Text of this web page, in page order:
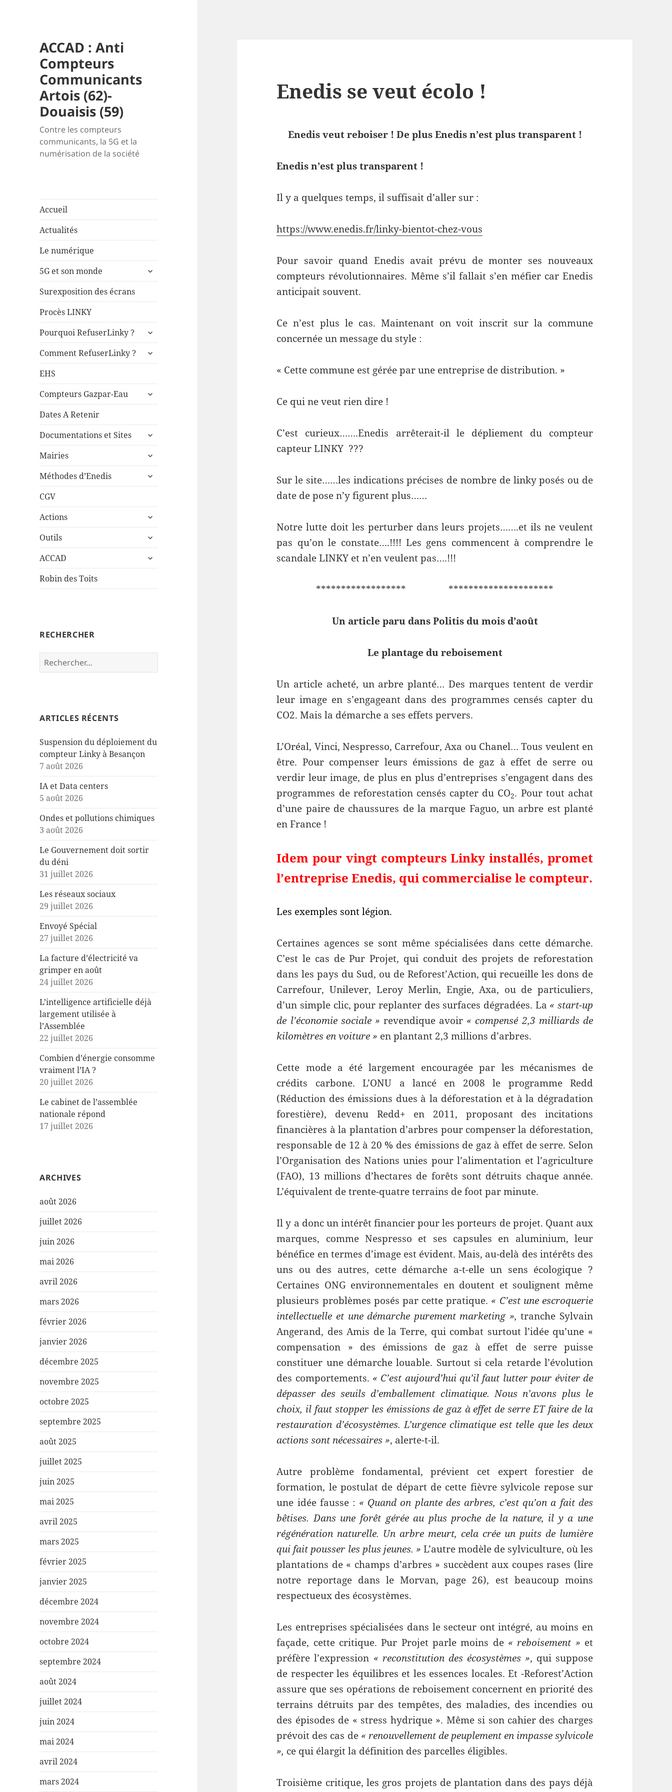
ACCAD : Anti
Compteurs
Communicants
Artois (62)-
Douaisis (59)
Contre les compteurs
communicants, la 5G et la
numérisation de la société
Accueil
Actualités
Le numérique
5G et son monde
ouvrir
Surexposition des écrans
Procès LINKY
Pourquoi RefuserLinky ?
ouvrir
sous-
Comment RefuserLinky ?
ouvrir
EHS
Compteurs Gazpar-Eau
ouvrir
Dates A Retenir
Documentations et Sites
ouvrir
sous-
Mairies
ouvrir
sous-
Méthodes d’Enedis
ouvrir
CGV
Actions
ouvrir
sous-
Outils
ouvrir
sous-
ACCAD
ouvrir
Robin des Toits
RECHERCHER
Rechercher :
ARTICLES RÉCENTS
Suspension du déploiement du
compteur Linky à Besançon
7 août 2026
IA et Data centers
5 août 2026
Ondes et pollutions chimiques
3 août 2026
Le Gouvernement doit sortir
du déni
31 juillet 2026
Les réseaux sociaux
29 juillet 2026
Envoyé Spécial
27 juillet 2026
La facture d’électricité va
grimper en août
24 juillet 2026
L’intelligence artificielle déjà
largement utilisée à
l’Assemblée
22 juillet 2026
Combien d’énergie consomme
vraiment l’IA ?
20 juillet 2026
Le cabinet de l’assemblée
nationale répond
17 juillet 2026
ARCHIVES
août 2026
juillet 2026
juin 2026
mai 2026
avril 2026
mars 2026
février 2026
janvier 2026
décembre 2025
novembre 2025
octobre 2025
septembre 2025
août 2025
juillet 2025
juin 2025
mai 2025
avril 2025
mars 2025
février 2025
janvier 2025
décembre 2024
novembre 2024
octobre 2024
septembre 2024
août 2024
juillet 2024
juin 2024
mai 2024
avril 2024
mars 2024
Enedis se veut écolo !
Enedis veut reboiser ! De plus Enedis n’est plus transparent !
Enedis n’est plus transparent !
Il y a quelques temps, il suffisait d’aller sur :
https://www.enedis.fr/linky-bientot-chez-vous
Pour savoir quand Enedis avait prévu de monter ses nouveaux
compteurs révolutionnaires. Même s’il fallait s’en méfier car Enedis
anticipait souvent.
Ce n’est plus le cas. Maintenant on voit inscrit sur la commune
concernée un message du style :
« Cette commune est gérée par une entreprise de distribution. »
Ce qui ne veut rien dire !
C’est curieux…….Enedis arrêterait-il le dépliement du compteur
capteur LINKY ???
Sur le site……les indications précises de nombre de linky posés ou de
date de pose n’y figurent plus……
Notre lutte doit les perturber dans leurs projets…….et ils ne veulent
pas qu’on le constate….!!!! Les gens commencent à comprendre le
scandale LINKY et n’en veulent pas….!!!
****************** *********************
Un article paru dans Politis du mois d’août
Le plantage du reboisement
Un article acheté, un arbre planté… Des marques tentent de verdir
leur image en s’engageant dans des programmes censés capter du
CO2. Mais la démarche a ses effets pervers.
L’Oréal, Vinci, Nespresso, Carrefour, Axa ou Chanel… Tous veulent en
être. Pour compenser leurs émissions de gaz à effet de serre ou
verdir leur image, de plus en plus d’entreprises s’engagent dans des
programmes de reforestation censés capter du CO2. Pour tout achat
d’une paire de chaussures de la marque Faguo, un arbre est planté
en France !
Idem pour vingt compteurs Linky installés, promet
l’entreprise Enedis, qui commercialise le compteur.
Les exemples sont légion.
Certaines agences se sont même spécialisées dans cette démarche.
C’est le cas de Pur Projet, qui conduit des projets de reforestation
dans les pays du Sud, ou de Reforest’Action, qui recueille les dons de
Carrefour, Unilever, Leroy Merlin, Engie, Axa, ou de particuliers,
d’un simple clic, pour replanter des surfaces dégradées. La « start-up
de l’économie sociale » revendique avoir « compensé 2,3 milliards de
kilomètres en voiture » en plantant 2,3 millions d’arbres.
Cette mode a été largement encouragée par les mécanismes de
crédits carbone. L’ONU a lancé en 2008 le programme Redd
(Réduction des émissions dues à la déforestation et à la dégradation
forestière), devenu Redd+ en 2011, proposant des incitations
financières à la plantation d’arbres pour compenser la déforestation,
responsable de 12 à 20 % des émissions de gaz à effet de serre. Selon
l’Organisation des Nations unies pour l’alimentation et l’agriculture
(FAO), 13 millions d’hectares de forêts sont détruits chaque année.
L’équivalent de trente-quatre terrains de foot par minute.
Il y a donc un intérêt financier pour les porteurs de projet. Quant aux
marques, comme Nespresso et ses capsules en aluminium, leur
bénéfice en termes d’image est évident. Mais, au-delà des intérêts des
uns ou des autres, cette démarche a-t-elle un sens écologique ?
Certaines ONG environnementales en doutent et soulignent même
plusieurs problèmes posés par cette pratique. « C’est une escroquerie
intellectuelle et une démarche purement marketing », tranche Sylvain
Angerand, des Amis de la Terre, qui combat surtout l’idée qu’une «
compensation » des émissions de gaz à effet de serre puisse
constituer une démarche louable. Surtout si cela retarde l’évolution
des comportements. « C’est aujourd’hui qu’il faut lutter pour éviter de
dépasser des seuils d’emballement climatique. Nous n’avons plus le
choix, il faut stopper les émissions de gaz à effet de serre ET faire de la
restauration d’écosystèmes. L’urgence climatique est telle que les deux
actions sont nécessaires », alerte-t-il.
Autre problème fondamental, prévient cet expert forestier de
formation, le postulat de départ de cette fièvre sylvicole repose sur
une idée fausse : « Quand on plante des arbres, c’est qu’on a fait des
bêtises. Dans une forêt gérée au plus proche de la nature, il y a une
régénération naturelle. Un arbre meurt, cela crée un puits de lumière
qui fait pousser les plus jeunes. » L’autre modèle de sylviculture, où les
plantations de « champs d’arbres » succèdent aux coupes rases (lire
notre reportage dans le Morvan, page 26), est beaucoup moins
respectueux des écosystèmes.
Les entreprises spécialisées dans le secteur ont intégré, au moins en
façade, cette critique. Pur Projet parle moins de « reboisement » et
préfère l’expression « reconstitution des écosystèmes », qui suppose
de respecter les équilibres et les essences locales. Et -Reforest’Action
assure que ses opérations de reboisement concernent en priorité des
terrains détruits par des tempêtes, des maladies, des incendies ou
des épisodes de « stress hydrique ». Même si son cahier des charges
prévoit des cas de « renouvellement de peuplement en impasse sylvicole
», ce qui élargit la définition des parcelles éligibles.
Troisième critique, les gros projets de plantation dans des pays déjà